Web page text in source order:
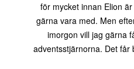
för mycket innan Elion
gärna vara med. Men
imorgon vill jag gärna
adventsstjärnorna. Det får